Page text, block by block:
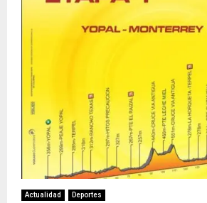
Actualidad Deportes